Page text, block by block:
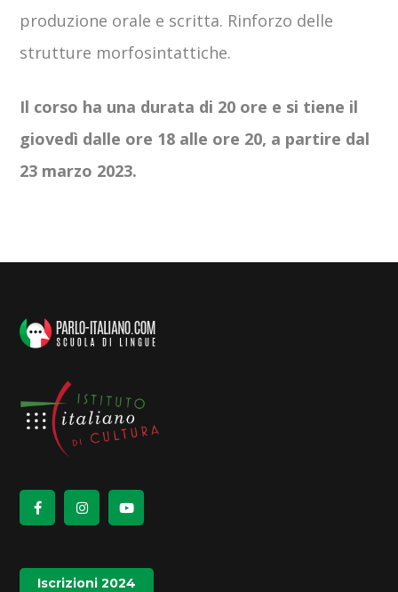
produzione orale e scritta. Rinforzo delle
strutture morfosintattiche.
Il corso ha una durata di 20 ore e si tiene il
giovedì dalle ore 18 alle ore 20, a partire dal
23 marzo 2023.
Iscrizioni 2024